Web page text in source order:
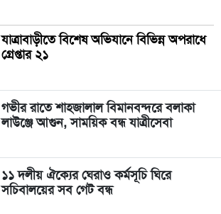
যাত্রাবাড়ীতে বিশেষ অভিযানে বিভিন্ন অপরাধে
গ্রেপ্তার ২১
গভীর রাতে শাহজালাল বিমানবন্দরে বলাকা
লাউঞ্জে আগুন, সাময়িক বন্ধ যাত্রীসেবা
১১ দলীয় ঐক্যের ঘেরাও কর্মসূচি ঘিরে
সচিবালয়ের সব গেট বন্ধ